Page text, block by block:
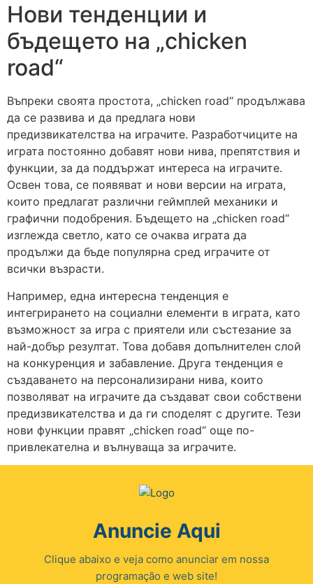
Нови тенденции и
бъдещето на „chicken
road“
Въпреки своята простота, „chicken road“ продължава
да се развива и да предлага нови
предизвикателства на играчите. Разработчиците на
играта постоянно добавят нови нива, препятствия и
функции, за да поддържат интереса на играчите.
Освен това, се появяват и нови версии на играта,
които предлагат различни геймплей механики и
графични подобрения. Бъдещето на „chicken road“
изглежда светло, като се очаква играта да
продължи да бъде популярна сред играчите от
всички възрасти.
Например, една интересна тенденция е
интегрирането на социални елементи в играта, като
възможност за игра с приятели или състезание за
най-добър резултат. Това добавя допълнителен слой
на конкуренция и забавление. Друга тенденция е
създаването на персонализирани нива, които
позволяват на играчите да създават свои собствени
предизвикателства и да ги споделят с другите. Тези
нови функции правят „chicken road“ още по-
привлекателна и вълнуваща за играчите.
Anuncie Aqui
Clique abaixo e veja como anunciar em nossa
programação e web site!